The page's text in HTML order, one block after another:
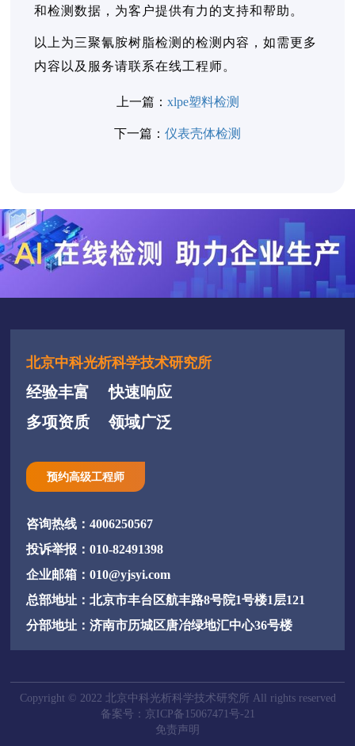
和检测数据，为客户提供有力的支持和帮助。
以上为三聚氰胺树脂检测的检测内容，如需更多
内容以及服务请联系在线工程师。
上一篇： xlpe塑料检测
下一篇： 仪表壳体检测
北京中科光析科学技术研究所
经验丰富
快速响应
多项资质
领域广泛
预约高级工程师
咨询热线：4006250567
投诉举报：010-82491398
企业邮箱：010@yjsyi.com
总部地址：北京市丰台区航丰路8号院1号楼1层121
分部地址：济南市历城区唐冶绿地汇中心36号楼
Copyright © 2022 北京中科光析科学技术研究所 All rights reserved
备案号：京ICP备15067471号-21
免责声明